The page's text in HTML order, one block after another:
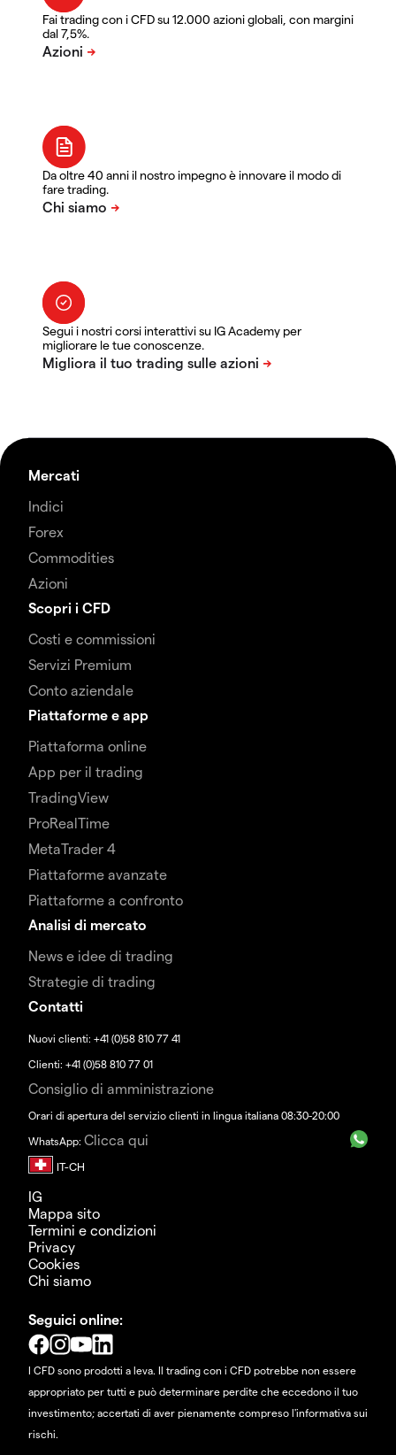
Fai trading con i CFD su 12.000 azioni globali, con margini
dal 7,5%.
Da oltre 40 anni il nostro impegno è innovare il modo di
fare trading.
Segui i nostri corsi interattivi su IG Academy per
migliorare le tue conoscenze.
Mercati
Indici
Forex
Commodities
Azioni
Scopri i CFD
Costi e commissioni
Servizi Premium
Conto aziendale
Piattaforme e app
Piattaforma online
App per il trading
TradingView
ProRealTime
MetaTrader 4
Piattaforme avanzate
Piattaforme a confronto
Analisi di mercato
News e idee di trading
Strategie di trading
Contatti
Nuovi clienti: +41 (0)58 810 77 41
Clienti: +41 (0)58 810 77 01
Consiglio di amministrazione
Orari di apertura del servizio clienti in lingua italiana 08:30-20:00
WhatsApp: Clicca qui
IG
Mappa sito
Termini e condizioni
Privacy
Cookies
Chi siamo
Seguici online:
I CFD sono prodotti a leva. Il trading con i CFD potrebbe non essere
appropriato per tutti e può determinare perdite che eccedono il tuo
investimento; accertati di aver pienamente compreso l'informativa sui
rischi.